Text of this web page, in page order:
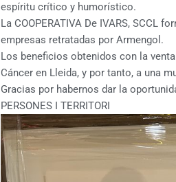
espíritu crítico y humorístico.
La COOPERATIVA De IVARS, SCCL
empresas retratadas por Armengol.
Los beneficios obtenidos con la
Cáncer en Lleida, y por tanto, a una
Gracias por habernos dar la
PERSONES I TERRITORI